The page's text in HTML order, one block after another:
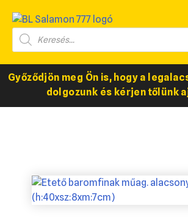
Győződjön meg Ön is, hogy a
dolgozunk és kérjen tőlünk